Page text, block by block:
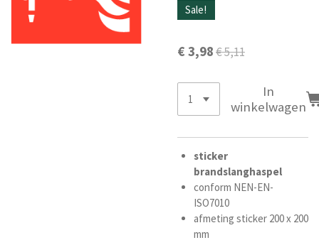
Sale!
€ 3,98€ 5,11
In
winkelwagen
sticker
brandslanghaspel
conform NEN-EN-
ISO7010
afmeting sticker 200 x 200
mm